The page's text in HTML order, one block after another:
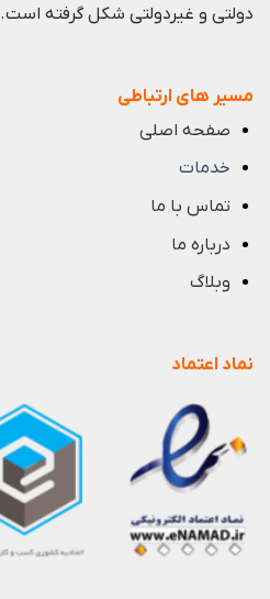
دولتی و غيردولتی شكل گرفته است.
مسیر های ارتباطی
صفحه اصلی
خدمات
تماس با ما
درباره ما
وبلاگ
نماد اعتماد